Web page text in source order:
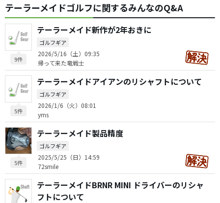
テーラーメイドゴルフに関するみんなのQ&A
9件
テーラーメイド新作が2年おきに
ゴルフギア
2026/5/16（土）09:35
帰って来た竜戦士
5件
テーラーメイドアイアンのリシャフトについて
ゴルフギア
2026/1/6（火）08:01
yms
5件
テーラーメイド製品精度
ゴルフギア
2025/5/25（日）14:59
72smile
テーラーメイドBRNR MINI ドライバーのリシャ
フトについて